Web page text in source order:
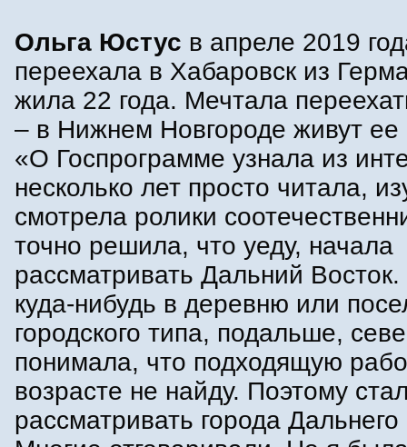
Ольга Юстус в апреле 2019
переехала в Хабаровск из
жила 22 года. Мечтала
– в Нижнем Новгороде живут
«О Госпрограмме узнала из
несколько лет просто читала,
смотрела ролики
точно решила, что уеду, начала
рассматривать Дальний
куда-нибудь в деревню или
городского типа, подальше,
понимала, что подходящую
возрасте не найду. Поэтому
рассматривать города